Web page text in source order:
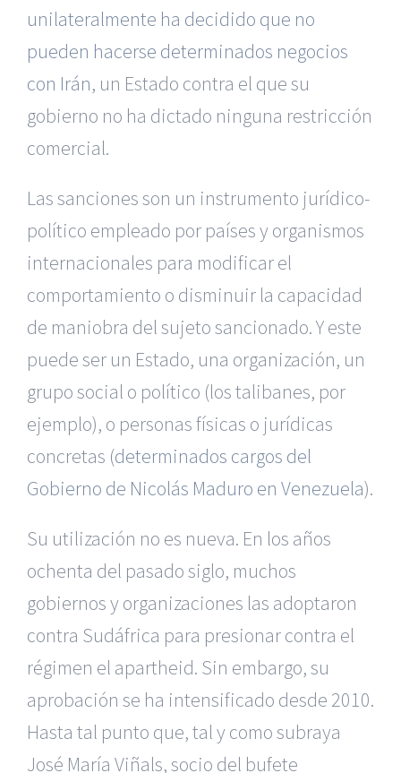
unilateralmente ha decidido que no
pueden hacerse determinados negocios
con Irán, un Estado contra el que su
gobierno no ha dictado ninguna restricción
comercial.
Las sanciones son un instrumento jurídico-
político empleado por países y organismos
internacionales para modificar el
comportamiento o disminuir la capacidad
de maniobra del sujeto sancionado. Y este
puede ser un Estado, una organización, un
grupo social o político (los talibanes, por
ejemplo), o personas físicas o jurídicas
concretas (determinados cargos del
Gobierno de Nicolás Maduro en Venezuela).
Su utilización no es nueva. En los años
ochenta del pasado siglo, muchos
gobiernos y organizaciones las adoptaron
contra Sudáfrica para presionar contra el
régimen el apartheid. Sin embargo, su
aprobación se ha intensificado desde 2010.
Hasta tal punto que, tal y como subraya
José María Viñals, socio del bufete